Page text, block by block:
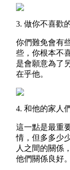
3. 做你不喜歡
你們難免會有
些，你根本不
是會願意為了
在乎他。
4. 和他的家人
這一點是最重
情，但多多少
人之間的關係
他們關係良好。